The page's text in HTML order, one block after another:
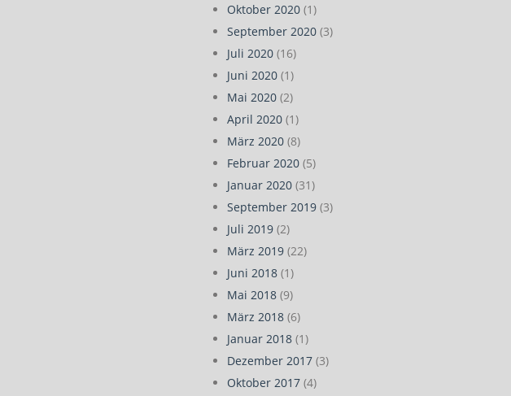
Oktober 2020 (1)
September 2020 (3)
Juli 2020 (16)
Juni 2020 (1)
Mai 2020 (2)
April 2020 (1)
März 2020 (8)
Februar 2020 (5)
Januar 2020 (31)
September 2019 (3)
Juli 2019 (2)
März 2019 (22)
Juni 2018 (1)
Mai 2018 (9)
März 2018 (6)
Januar 2018 (1)
Dezember 2017 (3)
Oktober 2017 (4)